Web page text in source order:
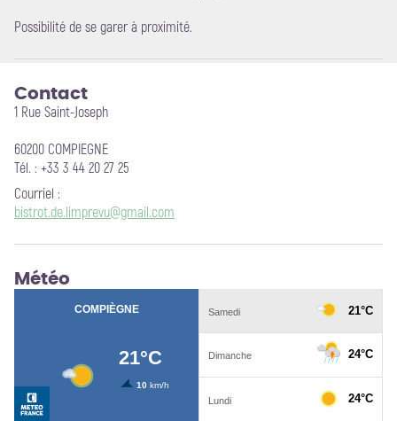
Possibilité de se garer à proximité.
Contact
1 Rue Saint-Joseph
60200 COMPIEGNE
Tél. : +33 3 44 20 27 25
Courriel :
bistrot.de.limprevu@gmail.com
Météo